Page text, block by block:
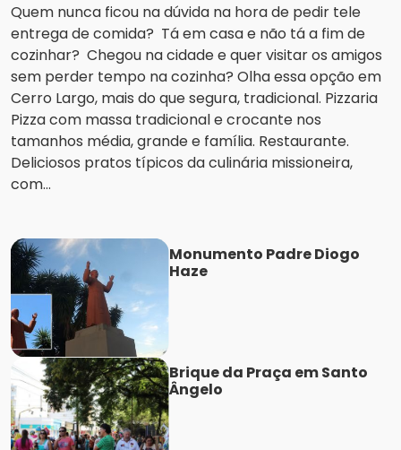
Quem nunca ficou na dúvida na hora de pedir tele
entrega de comida? Tá em casa e não tá a fim de
cozinhar? Chegou na cidade e quer visitar os amigos
sem perder tempo na cozinha? Olha essa opção em
Cerro Largo, mais do que segura, tradicional. Pizzaria
Pizza com massa tradicional e crocante nos
tamanhos média, grande e família. Restaurante.
Deliciosos pratos típicos da culinária missioneira,
com...
Monumento Padre Diogo
Haze
Brique da Praça em Santo
Ângelo